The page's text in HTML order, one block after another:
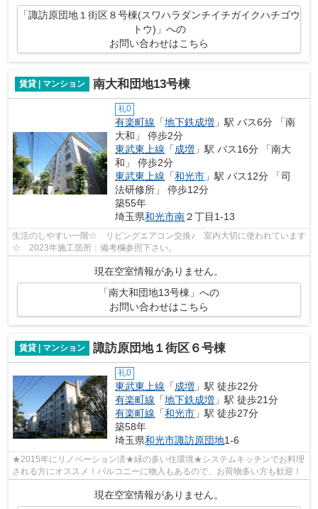
「諏訪原団地１街区８号棟(スワハラダンチイチガイクハチゴウ
トウ)」への
お問い合わせはこちら
賃貸 | マンション 南大和団地13号棟
礼0
有楽町線 「地下鉄成増 」駅 バス6分 「南
大和」 停歩2分
東武東上線 「成増 」駅 バス16分 「南大
和」 停歩2分
東武東上線 「和光市 」駅 バス12分 「司
法研修所」 停歩12分
築55年
埼玉県和光市南２丁目1-13
生活のしやすい一階☆ リビングエアコン交換♪ 室内大切に使われています
☆ 2023年施工箇所：備考欄参照下さい。
現在空室情報がありません。
「南大和団地13号棟」への
お問い合わせはこちら
賃貸 | マンション 諏訪原団地１街区６号棟
礼0
東武東上線 「成増 」駅 徒歩22分
有楽町線 「地下鉄成増 」駅 徒歩21分
有楽町線 「和光市 」駅 徒歩27分
築58年
埼玉県和光市諏訪原団地1-6
★2015年にリノベーション済★緑の多い住環境★システムキッチンでお料理
される方にオススメ！バルコニーに物入もあるので、お荷物多い方も歓迎！
現在空室情報がありません。